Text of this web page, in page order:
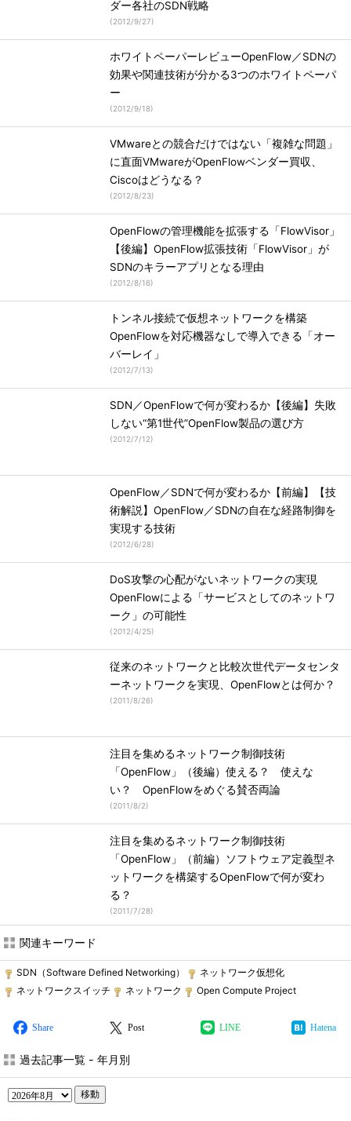
ダー各社のSDN戦略
(2012/9/27)
ホワイトペーパーレビューOpenFlow／SDNの
効果や関連技術が分かる3つのホワイトペーパ
ー
(2012/9/18)
VMwareとの競合だけではない「複雑な問題」
に直面VMwareがOpenFlowベンダー買収、
Ciscoはどうなる？
(2012/8/23)
OpenFlowの管理機能を拡張する「FlowVisor」
【後編】OpenFlow拡張技術「FlowVisor」が
SDNのキラーアプリとなる理由
(2012/8/16)
トンネル接続で仮想ネットワークを構築
OpenFlowを対応機器なしで導入できる「オー
バーレイ」
(2012/7/13)
SDN／OpenFlowで何が変わるか【後編】失敗
しない“第1世代”OpenFlow製品の選び方
(2012/7/12)
OpenFlow／SDNで何が変わるか【前編】【技
術解説】OpenFlow／SDNの自在な経路制御を
実現する技術
(2012/6/28)
DoS攻撃の心配がないネットワークの実現
OpenFlowによる「サービスとしてのネットワ
ーク」の可能性
(2012/4/25)
従来のネットワークと比較次世代データセンタ
ーネットワークを実現、OpenFlowとは何か？
(2011/8/26)
注目を集めるネットワーク制御技術
「OpenFlow」（後編）使える？ 使えな
い？ OpenFlowをめぐる賛否両論
(2011/8/2)
注目を集めるネットワーク制御技術
「OpenFlow」（前編）ソフトウェア定義型ネ
ットワークを構築するOpenFlowで何が変わ
る？
(2011/7/28)
関連キーワード
SDN（Software Defined Networking）
ネットワーク仮想化
ネットワークスイッチ
ネットワーク Open Compute Project
Share Post LINE Hatena
過去記事一覧 - 年月別
移動